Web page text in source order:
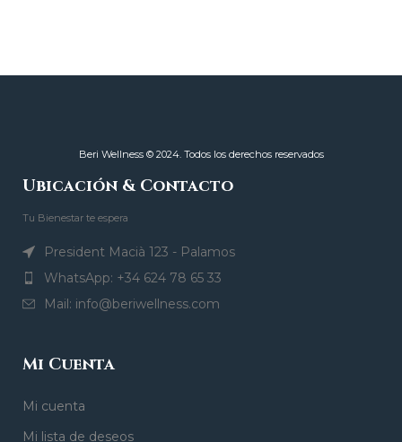
Beri Wellness © 2024. Todos los derechos reservados
Ubicación & Contacto
Tu Bienestar te espera
President Macià 123 - Palamos
WhatsApp: +34 624 78 65 33
Mail: info@beriwellness.com
Mi Cuenta
Mi cuenta
Mi lista de deseos